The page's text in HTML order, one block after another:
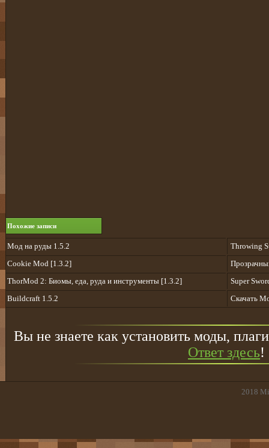
Похожие записи
Мод на руды 1.5.2
Throwing
Cookie Mod [1.3.2]
ThorMod 2: Биомы, еда, руда и инструменты [1.3.2]
Super
Buildcraft 1.5.2
Скачать
Вы не знаете как установить моды,
Ответ здесь!
2018